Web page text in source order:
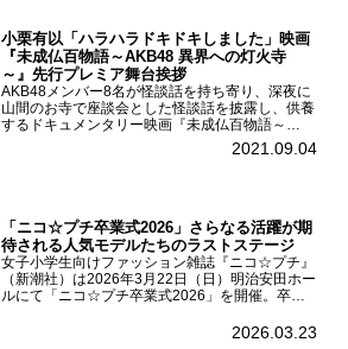
小栗有以「ハラハラドキドキしました」映画
『未成仏百物語～AKB48 異界への灯火寺
～』先行プレミア舞台挨拶
AKB48メンバー8名が怪談話を持ち寄り、深夜に
山間のお寺で座談会とした怪談話を披露し、供養
するドキュメンタリー映画『未成仏百物語～
AKB48異界への灯火寺～』の先行プレミア舞台
挨拶が東京・ユナイテッド・シネマ豊洲で開催さ
2021.09.04
「ニコ☆プチ卒業式2026」さらなる活躍が期
待される人気モデルたちのラストステージ
女子小学生向けファッション雑誌『ニコ☆プチ』
（新潮社）は2026年3月22日（日）明治安田ホー
ルにて「ニコ☆プチ卒業式2026」を開催。卒業
ん、末永ひなた、高梨琴乃、土井ありさ、藤田蒼
2026.03.23